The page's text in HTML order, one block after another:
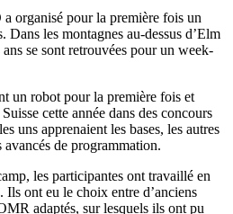
de
robotique
pour
organisé pour la première fois un
les montagnes au-dessus d’Elm
se sont retrouvées pour un week-
un robot pour la première fois et
cette année dans des concours
uns apprenaient les bases, les autres
avancés de programmation.
les participantes ont travaillé en
Ils ont eu le choix entre d’anciens
adaptés, sur lesquels ils ont pu